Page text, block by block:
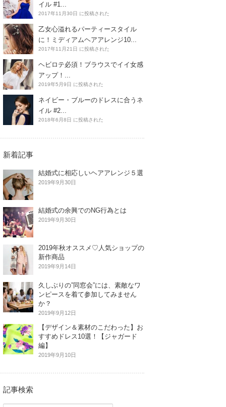
イル #1...
2017年11月30日 に投稿された
乙女心溢れるパーティースタイル
に！ミディアムヘアアレンジ10...
2017年11月21日 に投稿された
ヘビロテ必須！ブラウスでイイ女感
アップ！...
2019年5月9日 に投稿された
ネイビー・ブルーのドレスに合うネ
イル #2...
2018年6月8日 に投稿された
新着記事
結婚式に相応しいヘアアレンジ５選
2019年9月30日
結婚式の余興でのNG行為とは
2019年9月30日
2019年秋オススメ♡人気ショップの
新作商品
2019年9月14日
久しぶりの”同窓会”には、素敵なワ
ンピースを着て参加してみません
か？
2019年9月12日
【デザイン＆素材のこだわった】お
すすめドレス10選！【ジャガード
編】
2019年9月10日
記事検索